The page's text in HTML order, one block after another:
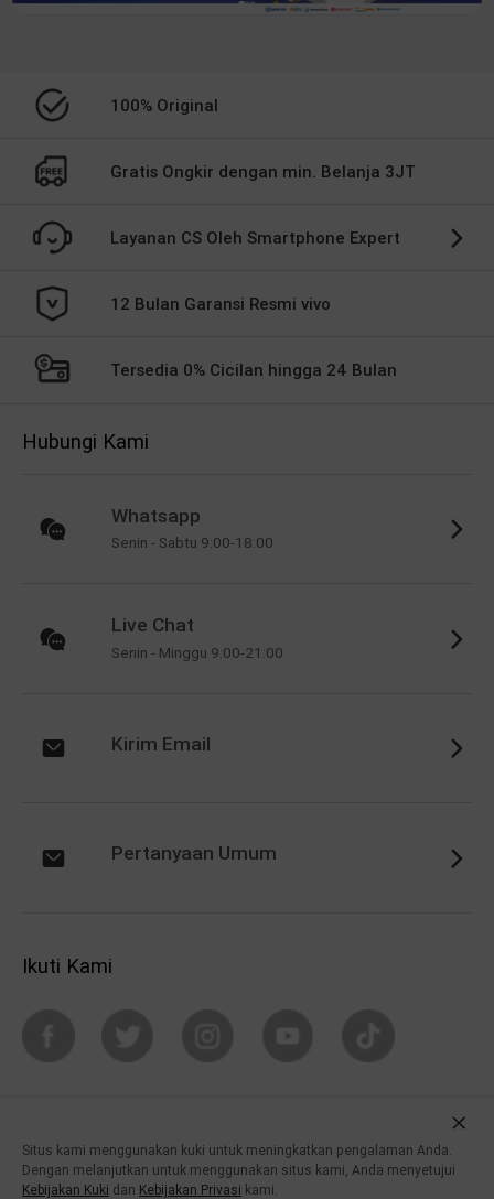
100% Original
Gratis Ongkir dengan min. Belanja 3JT
Layanan CS Oleh Smartphone Expert
12 Bulan Garansi Resmi vivo
Tersedia 0% Cicilan hingga 24 Bulan
Hubungi Kami
Whatsapp
Senin - Sabtu 9:00-18:00
Live Chat
Senin - Minggu 9:00-21:00
Kirim Email
Pertanyaan Umum
Ikuti Kami
Sales Terms & Conditions
| PrivacyTerms
Situs kami menggunakan kuki untuk meningkatkan pengalaman Anda.
Dengan melanjutkan untuk menggunakan situs kami, Anda menyetujui
Kebijakan Kuki dan Kebijakan Privasi kami.